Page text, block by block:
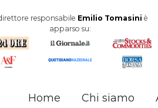
responsabile Emilio Tomasini è
apparso su:
Home Chi siamo